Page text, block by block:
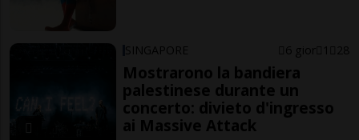
SINGAPORE 6 gior 1 28
Mostrarono la bandiera
palestinese durante un
concerto: divieto d'ingresso
ai Massive Attack